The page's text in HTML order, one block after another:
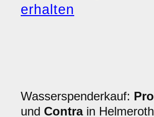
erhalten
Wasserspenderkauf: Pro
und Contrain Helmeroth